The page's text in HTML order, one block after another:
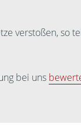
verstoßen, so
bei uns